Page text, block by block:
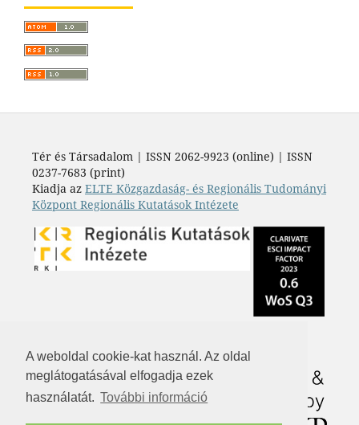
A weboldal cookie-kat használ. Az oldal
meglátogatásával elfogadja ezek
használatát. További információ
Tér és Társadalom | ISSN 2062-9923 (online) | ISSN
0237-7683 (print)
Kiadja az ELTE Közgazdaság- és Regionális Tudományi
Központ Regionális Kutatások Intézete